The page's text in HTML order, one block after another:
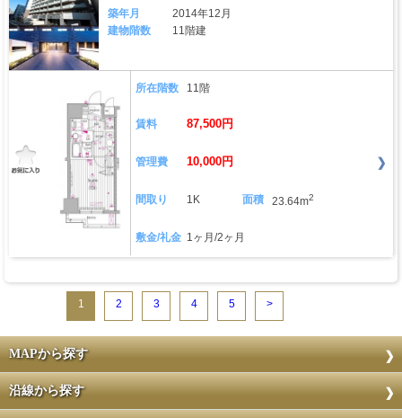
築年月
2014年12月
建物階数
11階建
所在階数 11階
賃料 87,500円
管理費 10,000円
間取り 1K 面積 23.64m2
敷金/礼金 1ヶ月/2ヶ月
1 2 3 4 5 >
MAPから探す
沿線から探す